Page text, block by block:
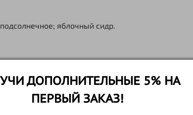
ДОПОЛНИТЕЛЬНЫЕ 5% НА
ПЕРВЫЙ ЗАКАЗ!
яблочный сидр.
ОТЗЫВЫ